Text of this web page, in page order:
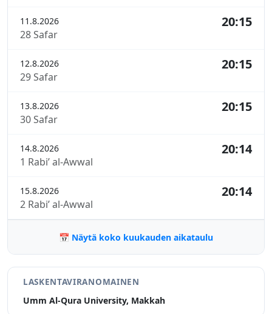
11.8.2026
28 Safar
20:15
12.8.2026
29 Safar
20:15
13.8.2026
30 Safar
20:15
14.8.2026
1 Rabi’ al-Awwal
20:14
15.8.2026
2 Rabi’ al-Awwal
20:14
📅 Näytä koko kuukauden aikataulu
LASKENTAVIRANOMAINEN
Umm Al-Qura University, Makkah